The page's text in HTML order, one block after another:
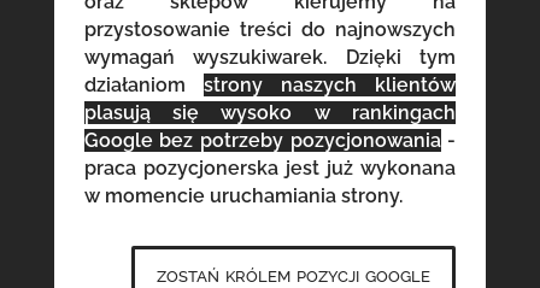
przystosowanie treści do najnowszych
wymagań wyszukiwarek. Dzięki tym
działaniom strony naszych klientów
plasują się wysoko w rankingach
Google bez potrzeby pozycjonowania-
praca pozycjonerska jest już wykonana
w momencie uruchamiania strony.
zostań królem pozycji google